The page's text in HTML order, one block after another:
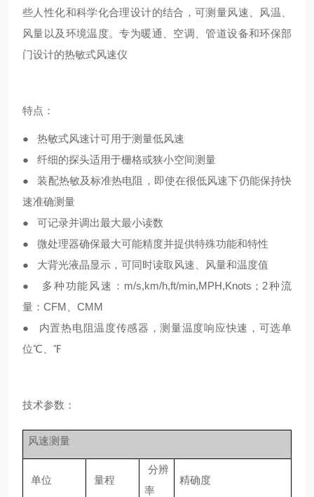
些人性化和科学化合理设计的结合，可测量风速、风温、
风量以及环境温度。专为暖通、空调、管道设备和环保部
门设计的热敏式风速仪
特点：
● 热敏式风速计可用于测量低风速
● 纤细的探头适用于栅格或狭小空间测量
● 装配热敏及标准热电阻，即使在很低风速下仍能保持快
速准确测量
● 可记录并调出最大最小读数
● 微处理器确保最大可能精度并提供特殊功能和特性
● 大背光液晶显示，可同时读取风速、风量和温度值
● 多种功能风速：m/s,km/h,ft/min,MPH,Knots；2种流
量：CFM、CMM
● 内置热电阻温度传感器，测量温度响应快速，可选单
位℃、℉
技术参数：
风速测量
单位 量程
分辨
率
精确度